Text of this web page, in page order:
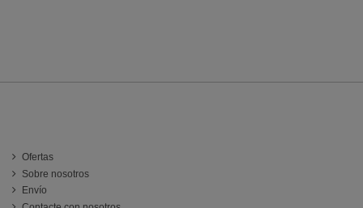
Ofertas
Sobre nosotros
Envío